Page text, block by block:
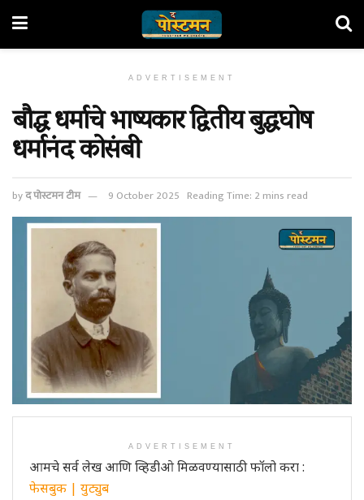
ADVERTISEMENT
बौद्ध धर्माचे भाष्यकार द्वितीय बुद्धघोष
धर्मानंद कोसंबी
byद पोस्टमन टीम 9 October 2025 Reading Time: 2 mins read
ADVERTISEMENT
आमचे सर्व लेख आणि व्हिडीओ मिळवण्यासाठी फॉलो करा :
फेसबुक | युट्युब